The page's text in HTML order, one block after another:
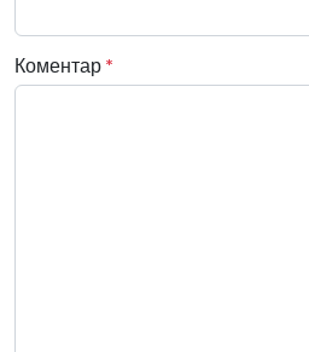
Коментар *